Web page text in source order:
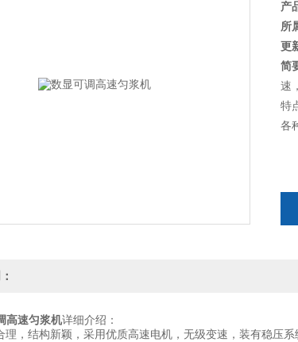
产
所
更
简
速
特
各
高速匀浆机详细介绍：
理，结构新颖，采用优质高速电机，无级变速，装有稳压